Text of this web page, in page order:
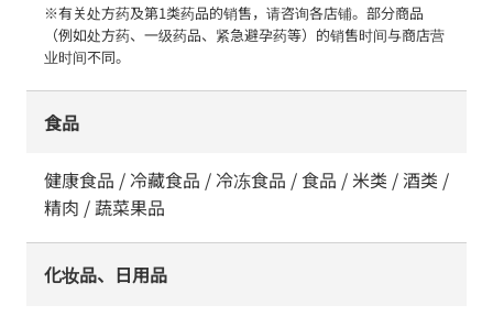
※有关处方药及第1类药品的销售，请咨询各店铺。部分商品
（例如处方药、一级药品、紧急避孕药等）的销售时间与商店营
业时间不同。
食品
健康食品 / 冷藏食品 / 冷冻食品 / 食品 / 米类 / 酒类 /
精肉 / 蔬菜果品
化妆品、日用品